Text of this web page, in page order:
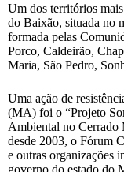
Um dos territórios
do Baixão, situada no
formada pelas
Porco, Caldeirão,
Maria, São Pedro,
Uma ação de
(MA) foi o “Projeto
Ambiental no Cerrado
desde 2003, o Fórum
e outras organizações
governo do estado do